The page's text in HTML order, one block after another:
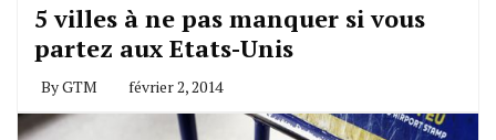
5 villes à ne pas manquer si vous
partez aux Etats-Unis
ByGTM février 2, 2014